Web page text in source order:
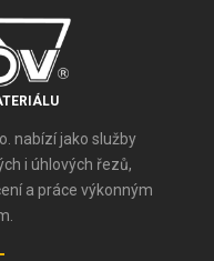
nabízí jako služby
i úhlových řezů,
a práce výkonným